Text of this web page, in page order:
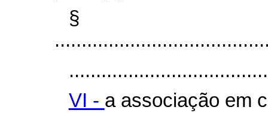
§
VI - a associação em